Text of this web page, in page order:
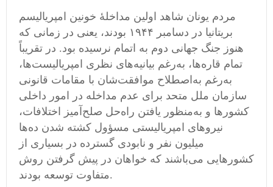
مردم یونان شاهد اولین مداخلهٔ خونین امپریالیسم
بریتانیا در دسامبر ۱۹۴۴ بودند، یعنی در زمانی که
هنوز جنگ جهانی دوم به اتمام نرسیده بود. در تقریباً
تمام قاره‌ها، به‌رغم بیانیه‌های نظری امپریالیست‌ها،
به‌رغم به‌اصطلاح موافقت‌شان با مقامات قانونی
سازمان ملل متحد برای عدم مداخله در امور داخلی
کشورها و به‌منظور یافتن راه‌حل صلح‌آمیز اختلافات،
نیروهای امپریالیستی مسؤول کشته شدن ده‌ها
میلیون نفر و نابودی گسترده در بسیاری از
کشورهایی می‌باشند که خواهان در پیش گرفتن روش
متفاوت توسعه بودند.